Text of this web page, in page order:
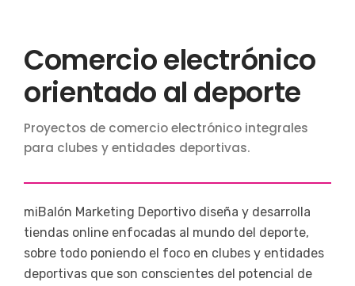
Comercio electrónico
orientado al deporte
Proyectos de comercio electrónico integrales
para clubes y entidades deportivas.
miBalón Marketing Deportivo diseña y desarrolla
tiendas online enfocadas al mundo del deporte,
sobre todo poniendo el foco en clubes y entidades
deportivas que son conscientes del potencial de